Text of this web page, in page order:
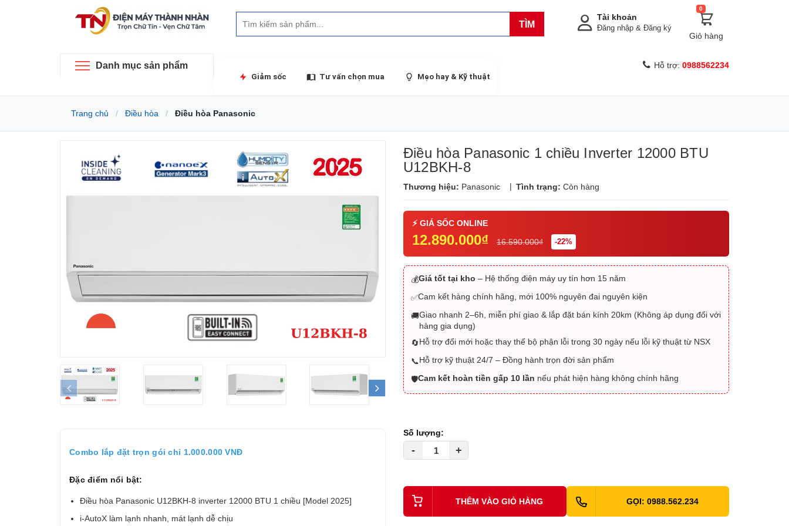
TÌM
0
Giỏ hàng
Tài khoản
Đăng nhập & Đăng ký
Danh mục sản phẩm
Giảm sốc Tư vấn chọn mua Mẹo hay & Kỹ thuật
Hỗ trợ: 0988562234
Trang chủ Điều hòa Điều hòa Panasonic
Combo lắp đặt trọn gói chỉ 1.000.000 VNĐ
Đặc điểm nổi bật:
Điều hòa Panasonic U12BKH-8 inverter 12000 BTU 1 chiều [Model 2025]
i-AutoX làm lạnh nhanh, mát lạnh dễ chịu
Điều hòa Panasonic 1 chiều Inverter 12000 BTU
U12BKH-8
Thương hiệu: Panasonic | Tình trạng: Còn hàng
12.890.000₫ 16.590.000₫ -22%
💰Giá tốt tại kho – Hệ thống điện máy uy tín hơn 15 năm
✅Cam kết hàng chính hãng, mới 100% nguyên đai nguyên kiện
🚚Giao nhanh 2–6h, miễn phí giao & lắp đặt bán kính 20km (Không áp dụng đối với
hàng gia dụng)
🔄Hỗ trợ đổi mới hoặc thay thế bộ phận lỗi trong 30 ngày nếu lỗi kỹ thuật từ NSX
📞Hỗ trợ kỹ thuật 24/7 – Đồng hành trọn đời sản phẩm
🛡️Cam kết hoàn tiền gấp 10 lần nếu phát hiện hàng không chính hãng
Số lượng:
- +
THÊM VÀO GIỎ HÀNG GỌI: 0988.562.234